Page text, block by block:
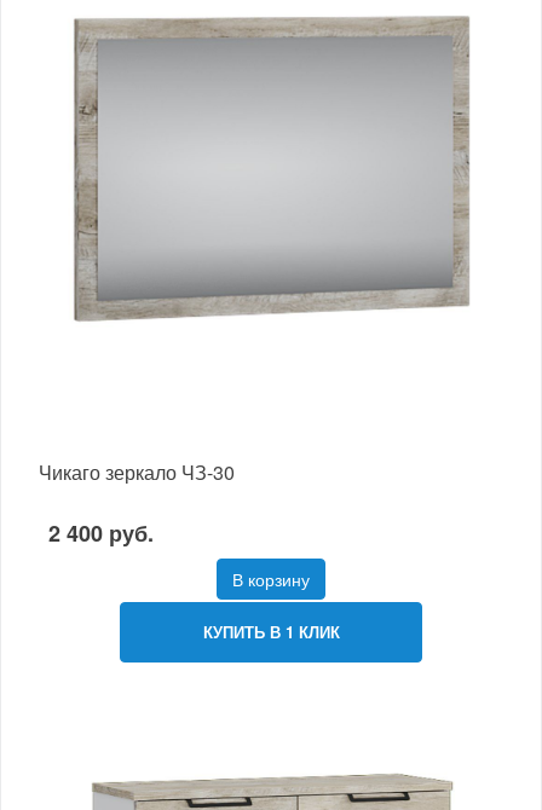
Чикаго зеркало ЧЗ-30
2 400 руб.
В корзину
КУПИТЬ В 1 КЛИК